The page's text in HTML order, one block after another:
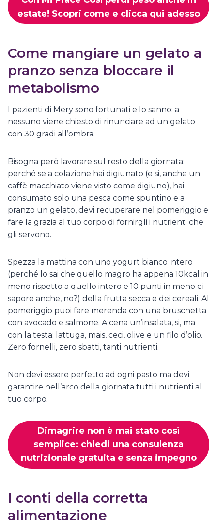
estate! Scopri come e clicca qui adesso
Come mangiare un gelato a
pranzo senza bloccare il
metabolismo
I pazienti di Mery sono fortunati e lo sanno: a
nessuno viene chiesto di rinunciare ad un gelato
con 30 gradi all’ombra.
Bisogna però lavorare sul resto della giornata:
perché se a colazione hai digiunato (e si, anche un
caffè macchiato viene visto come digiuno), hai
consumato solo una pesca come spuntino e a
pranzo un gelato, devi recuperare nel pomeriggio e
fare la grazia al tuo corpo di fornirgli i nutrienti che
gli servono.
Spezza la mattina con uno yogurt bianco intero
(perché lo sai che quello magro ha appena 10kcal in
meno rispetto a quello intero e 10 punti in meno di
sapore anche, no?) della frutta secca e dei cereali. Al
pomeriggio puoi fare merenda con una bruschetta
con avocado e salmone. A cena un’insalata, si, ma
con la testa: lattuga, mais, ceci, olive e un filo d’olio.
Zero fornelli, zero sbatti, tanti nutrienti.
Non devi essere perfetto ad ogni pasto ma devi
garantire nell’arco della giornata tutti i nutrienti al
tuo corpo.
Dimagrire non è mai stato così
semplice: chiedi una consulenza
nutrizionale gratuita e senza impegno
I conti della corretta
alimentazione